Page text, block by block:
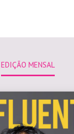
EDIÇÃO MENSAL